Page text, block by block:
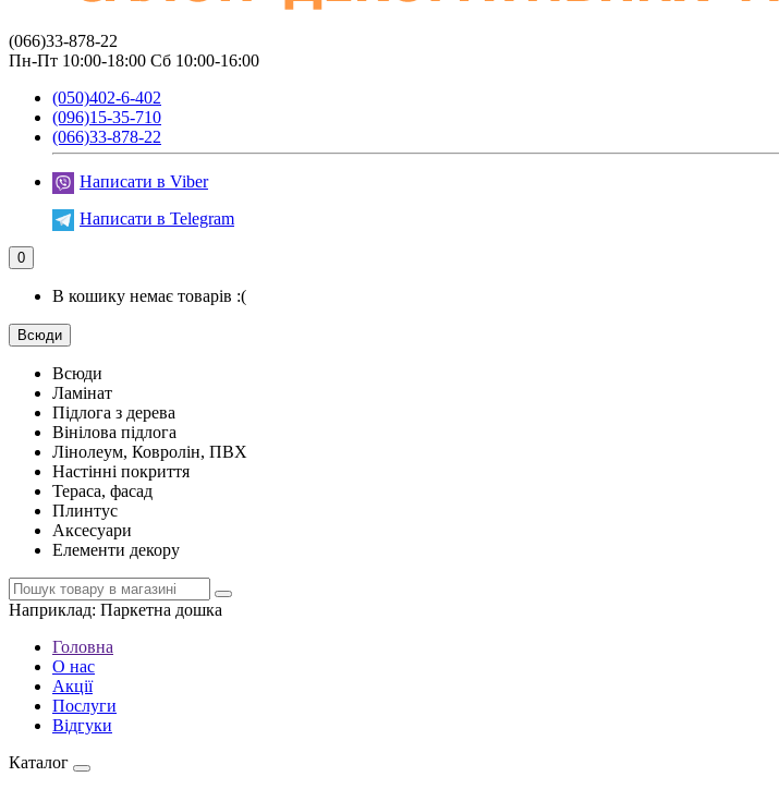
(066)33-878-22
Пн-Пт 10:00-18:00 Сб 10:00-16:00
(050)402-6-402
(096)15-35-710
(066)33-878-22
Написати в Viber
Написати в Telegram
0
В кошику немає товарів :(
Всюди
Всюди
Ламінат
Підлога з дерева
Вінілова підлога
Лінолеум, Ковролін, ПВХ
Настінні покриття
Тераса, фасад
Плинтус
Аксесуари
Елементи декору
Наприклад: Паркетна дошка
Головна
О нас
Акції
Послуги
Відгуки
Каталог